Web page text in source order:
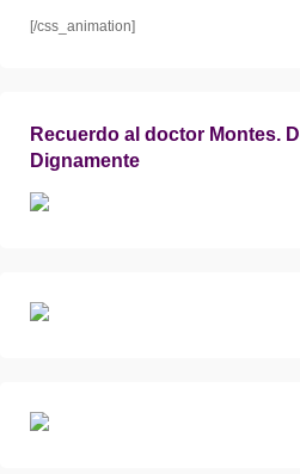
[/css_animation]
Recuerdo al doctor Montes.
Dignamente